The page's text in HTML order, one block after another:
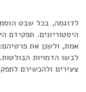
לדוגמה, בכל שבט
היסטוריונים. תפקידם
אמת, ולשנן את
לבשו הדמויות
צעירים ולהכשירם